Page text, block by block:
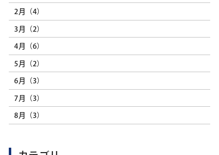
2月（4）
3月（2）
4月（6）
5月（2）
6月（3）
7月（3）
8月（3）